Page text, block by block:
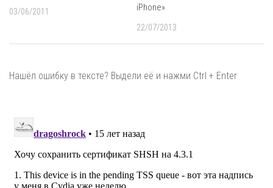
03/06/2011
iPhone»
22/07/2013
Нашёл ошибку в тексте? Выдели её и нажми Ctrl + Enter